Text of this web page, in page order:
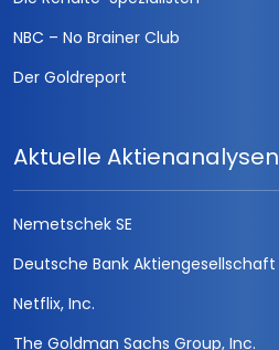
NBC – No Brainer Club
Der Goldreport
Aktuelle Aktienanalysen
Nemetschek SE
Deutsche Bank Aktiengesellschaft
Netflix, Inc.
The Goldman Sachs Group, Inc.